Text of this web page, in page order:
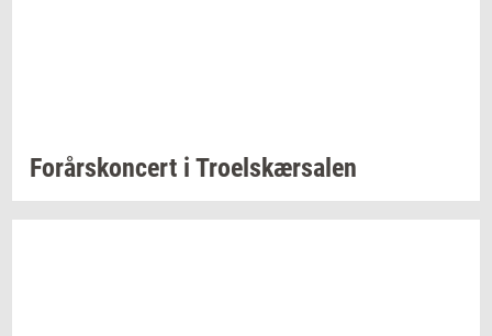
For­års­kon­cert i Tro­elskær­sa­len